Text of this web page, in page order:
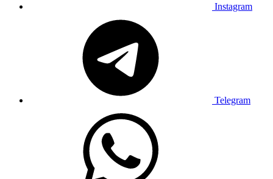
Instagram
Telegram